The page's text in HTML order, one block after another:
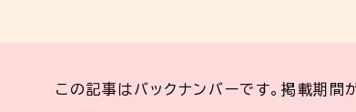
この記事はバックナンバーです。掲載期間